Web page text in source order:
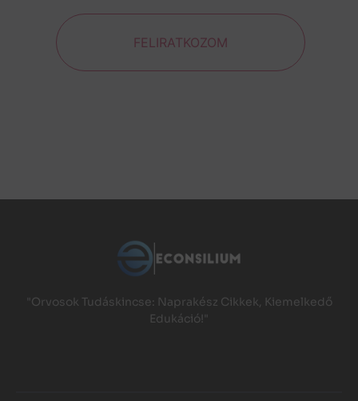
FELIRATKOZOM
"Orvosok Tudáskincse: Naprakész Cikkek, Kiemelkedő
Edukáció!"